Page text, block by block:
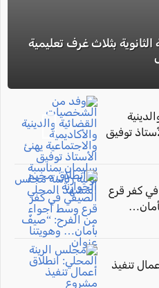
بثلاث غرف تعليمية
توفيق
كفر قرع
تنفيذ